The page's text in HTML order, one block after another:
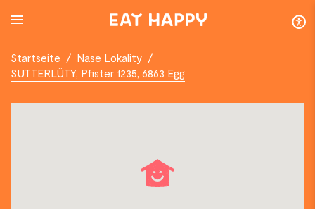
TO
Startseite / Nase Lokality /
SUTTERLÜTY, Pfister 1235, 6863 Egg